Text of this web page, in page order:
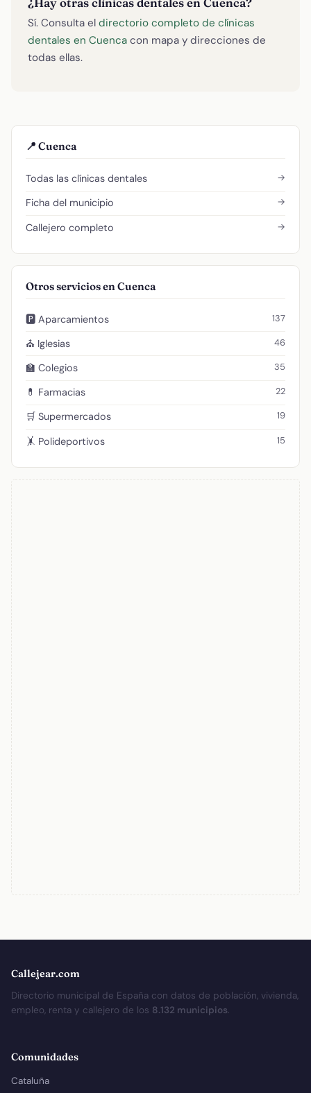
¿Hay otras clínicas dentales en Cuenca?
Sí. Consulta el directorio completo de clínicas
dentales en Cuenca con mapa y direcciones de
todas ellas.
📍 Cuenca
Todas las clínicas dentales →
Ficha del municipio →
Callejero completo →
Otros servicios en Cuenca
🅿️ Aparcamientos 137
⛪ Iglesias 46
🏫 Colegios 35
💊 Farmacias 22
🛒 Supermercados 19
🤸 Polideportivos 15
Callejear.com
Directorio municipal de España con datos de población, vivienda,
empleo, renta y callejero de los 8.132 municipios.
Comunidades
Cataluña